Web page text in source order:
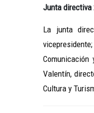
Junta directiva
La junta
Valentín,
Cultura y